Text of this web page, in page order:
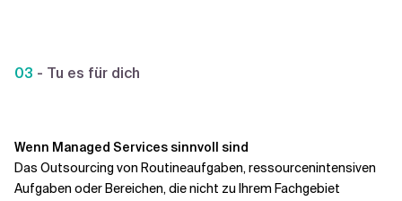
03 - Tu es für dich
Wenn Managed Services sinnvoll sind
Das Outsourcing von Routineaufgaben, ressourcenintensiven
Aufgaben oder Bereichen, die nicht zu Ihrem Fachgebiet